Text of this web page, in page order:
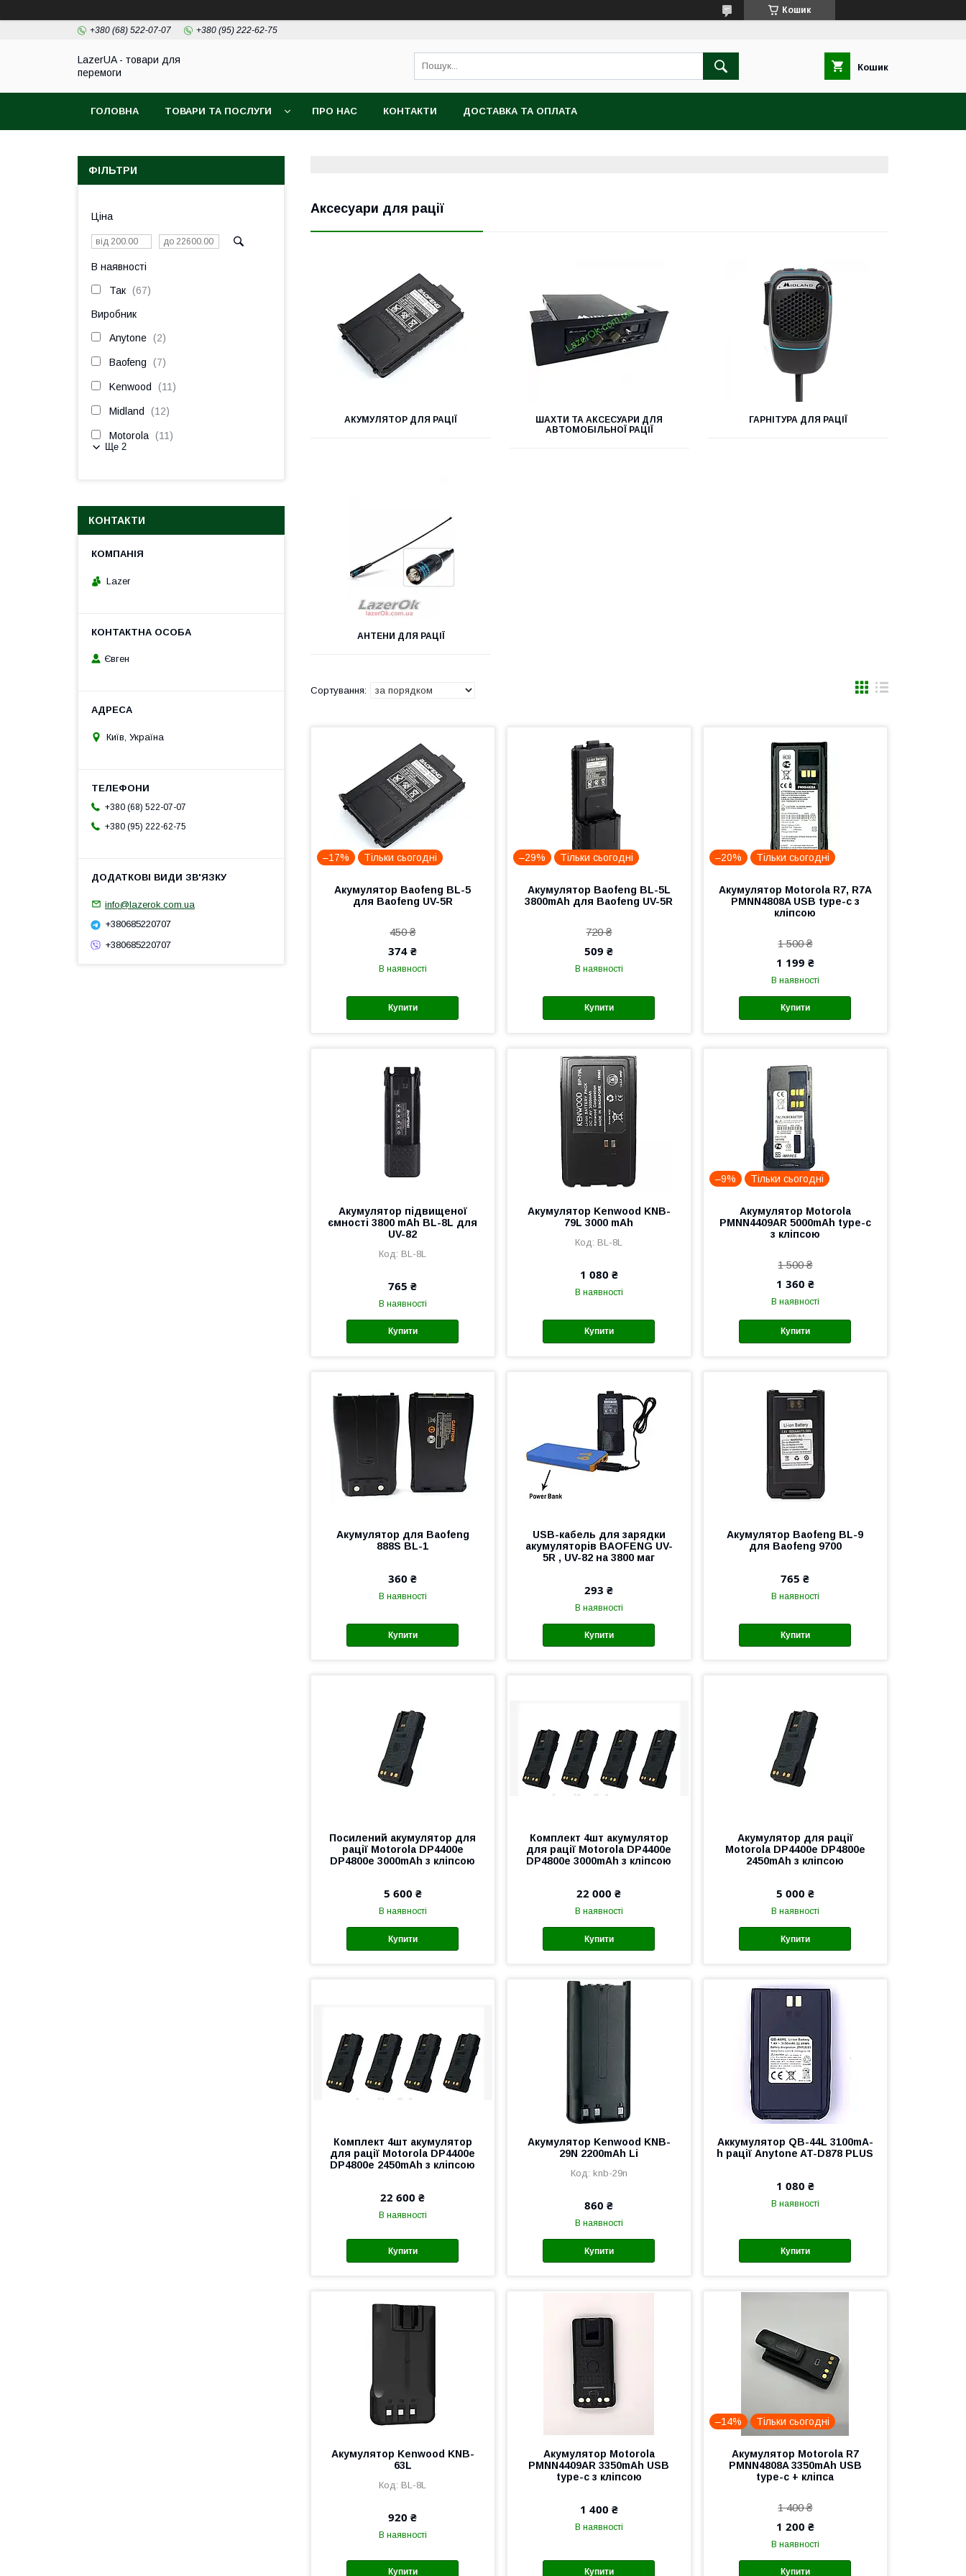
Кошик
+380 (68) 522-07-07 +380 (95) 222-62-75
LazerUA - товари для
перемоги
Кошик
ГОЛОВНА ТОВАРИ ТА ПОСЛУГИ ПРО НАС КОНТАКТИ ДОСТАВКА ТА ОПЛАТА
Аксесуари для рації
АКУМУЛЯТОР ДЛЯ РАЦІЇ
ШАХТИ ТА АКСЕСУАРИ ДЛЯ
АВТОМОБІЛЬНОЇ РАЦІЇ
ГАРНІТУРА ДЛЯ РАЦІЇ
АНТЕНИ ДЛЯ РАЦІЇ
–17% Тільки сьогодні
Акумулятор Baofeng BL-5
для Baofeng UV-5R
450 ₴
374 ₴
В наявності
Купити
–29% Тільки сьогодні
Акумулятор Baofeng BL-5L
3800mAh для Baofeng UV-5R
720 ₴
509 ₴
В наявності
Купити
–20% Тільки сьогодні
Акумулятор Motorola R7, R7A
PMNN4808A USB type-c з
кліпсою
1 500 ₴
1 199 ₴
В наявності
Купити
Акумулятор підвищеної
ємності 3800 mAh BL-8L для
UV-82
BL-8L
765 ₴
В наявності
Купити
Акумулятор Kenwood KNB-
79L 3000 mAh
BL-8L
1 080 ₴
В наявності
Купити
–9% Тільки сьогодні
Акумулятор Motorola
PMNN4409AR 5000mAh type-c
з кліпсою
1 500 ₴
1 360 ₴
В наявності
Купити
Акумулятор для Baofeng
888S BL-1
360 ₴
В наявності
Купити
USB-кабель для зарядки
акумуляторів BAOFENG UV-
5R , UV-82 на 3800 маг
293 ₴
В наявності
Купити
Акумулятор Baofeng BL-9
для Baofeng 9700
765 ₴
В наявності
Купити
Посилений акумулятор для
рації Motorola DP4400е
DP4800е 3000mAh з кліпсою
5 600 ₴
В наявності
Купити
Комплект 4шт акумулятор
для рації Motorola DP4400е
DP4800е 3000mAh з кліпсою
22 000 ₴
В наявності
Купити
Акумулятор для рації
Motorola DP4400е DP4800е
2450mAh з кліпсою
5 000 ₴
В наявності
Купити
Комплект 4шт акумулятор
для рації Motorola DP4400е
DP4800е 2450mAh з кліпсою
22 600 ₴
В наявності
Купити
Акумулятор Kenwood KNB-
29N 2200mAh Li
knb-29n
860 ₴
В наявності
Купити
Аккумулятор QB-44L 3100mA-
h рації Anytone AT-D878 PLUS
1 080 ₴
В наявності
Купити
Акумулятор Kenwood KNB-
63L
BL-8L
920 ₴
В наявності
Купити
Акумулятор Motorola
PMNN4409AR 3350mAh USB
type-c з кліпсою
1 400 ₴
В наявності
Купити
–14% Тільки сьогодні
Акумулятор Motorola R7
PMNN4808A 3350mAh USB
type-c + кліпса
1 400 ₴
1 200 ₴
В наявності
Купити
ФІЛЬТРИ
Ціна
В наявності
Так 67
Виробник
Anytone 2
Baofeng 7
Kenwood 11
Midland 12
Motorola 11
Ще 2
КОНТАКТИ
Lazer
Євген
Київ, Україна
+380 (68) 522-07-07
+380 (95) 222-62-75
info@lazerok.com.ua
+380685220707
+380685220707